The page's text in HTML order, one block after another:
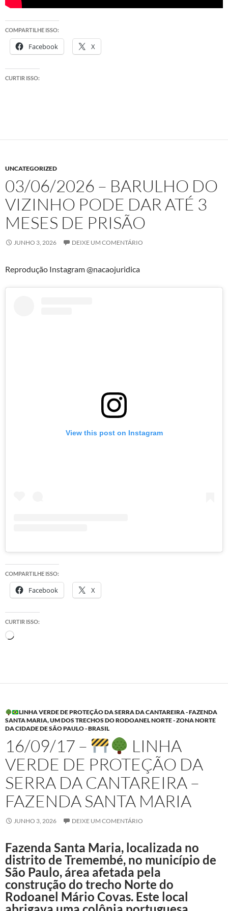
COMPARTILHE ISSO:
Facebook X
CURTIR ISSO:
UNCATEGORIZED
03/06/2026 – BARULHO DO
VIZINHO PODE DAR ATÉ 3
MESES DE PRISÃO
JUNHO 3, 2026 DEIXE UM COMENTÁRIO
Reprodução Instagram @nacaojuridica
View this post on Instagram
COMPARTILHE ISSO:
Facebook X
CURTIR ISSO:
Carregando...
LINHA VERDE DE PROTEÇÃO DA SERRA DA CANTAREIRA - FAZENDA
SANTA MARIA, UM DOS TRECHOS DO RODOANEL NORTE - ZONA NORTE
DA CIDADE DE SÃO PAULO - BRASIL
16/09/17 –
LINHA
VERDE DE PROTEÇÃO DA
SERRA DA CANTAREIRA –
FAZENDA SANTA MARIA
JUNHO 3, 2026 DEIXE UM COMENTÁRIO
Fazenda Santa Maria, localizada no
distrito de Tremembé, no município de
São Paulo, área afetada pela
construção do trecho Norte do
Rodoanel Mário Covas. Este local